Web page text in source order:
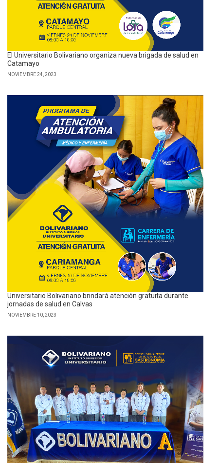
El Universitario Bolivariano organiza nueva brigada de salud en
Catamayo
NOVIEMBRE 24, 2023
Universitario Bolivariano brindará atención gratuita durante
jornadas de salud en Calvas
NOVIEMBRE 10, 2023